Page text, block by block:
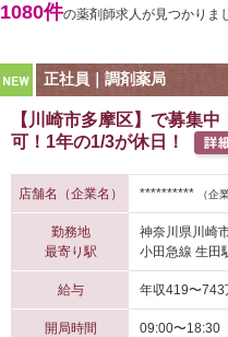
1080件の薬剤師求人が見つかりま
NEW
正社員｜調剤薬局
【川崎市多摩区】で募集
可！1年の1/3が休日！
店舗名（企業名） ********** （企
勤務地
最寄り駅
神奈川県川崎
小田急線 生田
給与 年収419〜743
開局時間 09:00〜18:30